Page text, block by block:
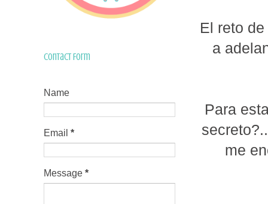
El reto
a
Para
me
Contact Form
Name
Email *
Message *